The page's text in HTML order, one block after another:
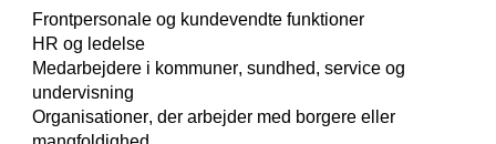
Frontpersonale og kundevendte funktioner
HR og ledelse
Medarbejdere i kommuner, sundhed, service og
undervisning
Organisationer, der arbejder med borgere eller